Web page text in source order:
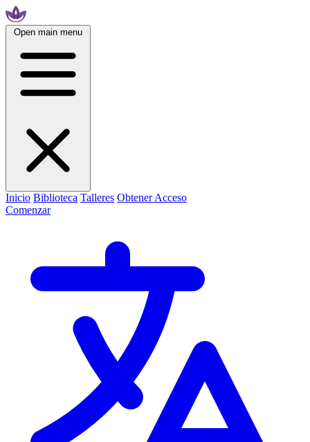
Open main menu
Inicio Biblioteca Talleres Obtener Acceso
Comenzar